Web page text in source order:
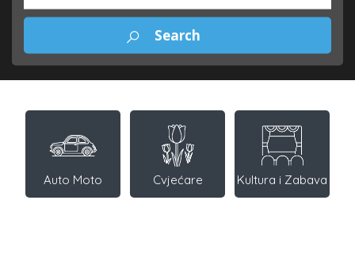
Auto Moto Cvjećare Kultura i Zabava